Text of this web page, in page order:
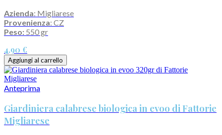
Azienda: Migliarese
Provenienza: CZ
Peso: 550 gr
4,90 €
Aggiungi al carrello
Anteprima
Giardiniera calabrese biologica in evoo di Fattorie
Migliarese